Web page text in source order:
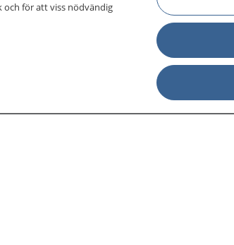
och för att viss nödvändig